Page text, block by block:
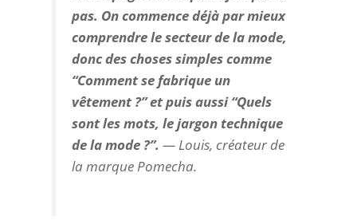
pas. On commence déjà par mieux
comprendre le secteur de la mode,
donc des choses simples comme
“Comment se fabrique un
vêtement ?” et puis aussi “Quels
sont les mots, le jargon technique
de la mode ?”. — Louis, créateur de
la marque Pomecha.